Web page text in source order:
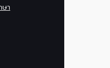
า